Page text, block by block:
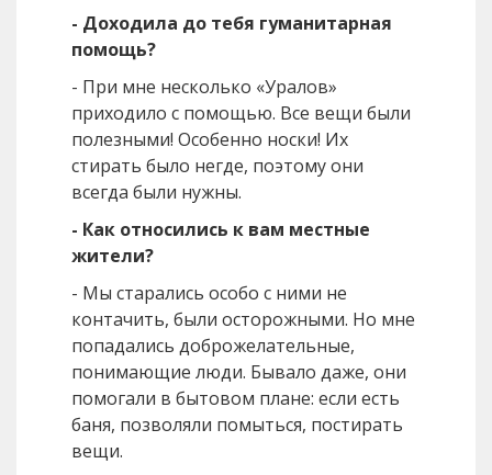
- Доходила до тебя гуманитарная
помощь?
- При мне несколько «Уралов»
приходило с помощью. Все вещи были
полезными! Особенно носки! Их
стирать было негде, поэтому они
всегда были нужны.
- Как относились к вам местные
жители?
- Мы старались особо с ними не
контачить, были осторожными. Но мне
попадались доброжелательные,
понимающие люди. Бывало даже, они
помогали в бытовом плане: если есть
баня, позволяли помыться, постирать
вещи.